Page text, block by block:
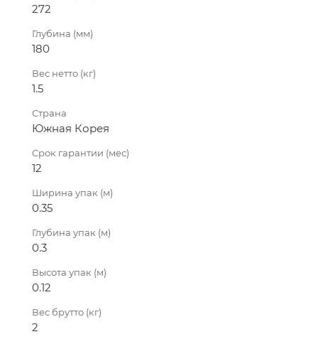
272
Глубина (мм)
180
Вес нетто (кг)
1.5
Страна
Южная Корея
Срок гарантии (мес)
12
Ширина упак (м)
0.35
Глубина упак (м)
0.3
Высота упак (м)
0.12
Вес брутто (кг)
2